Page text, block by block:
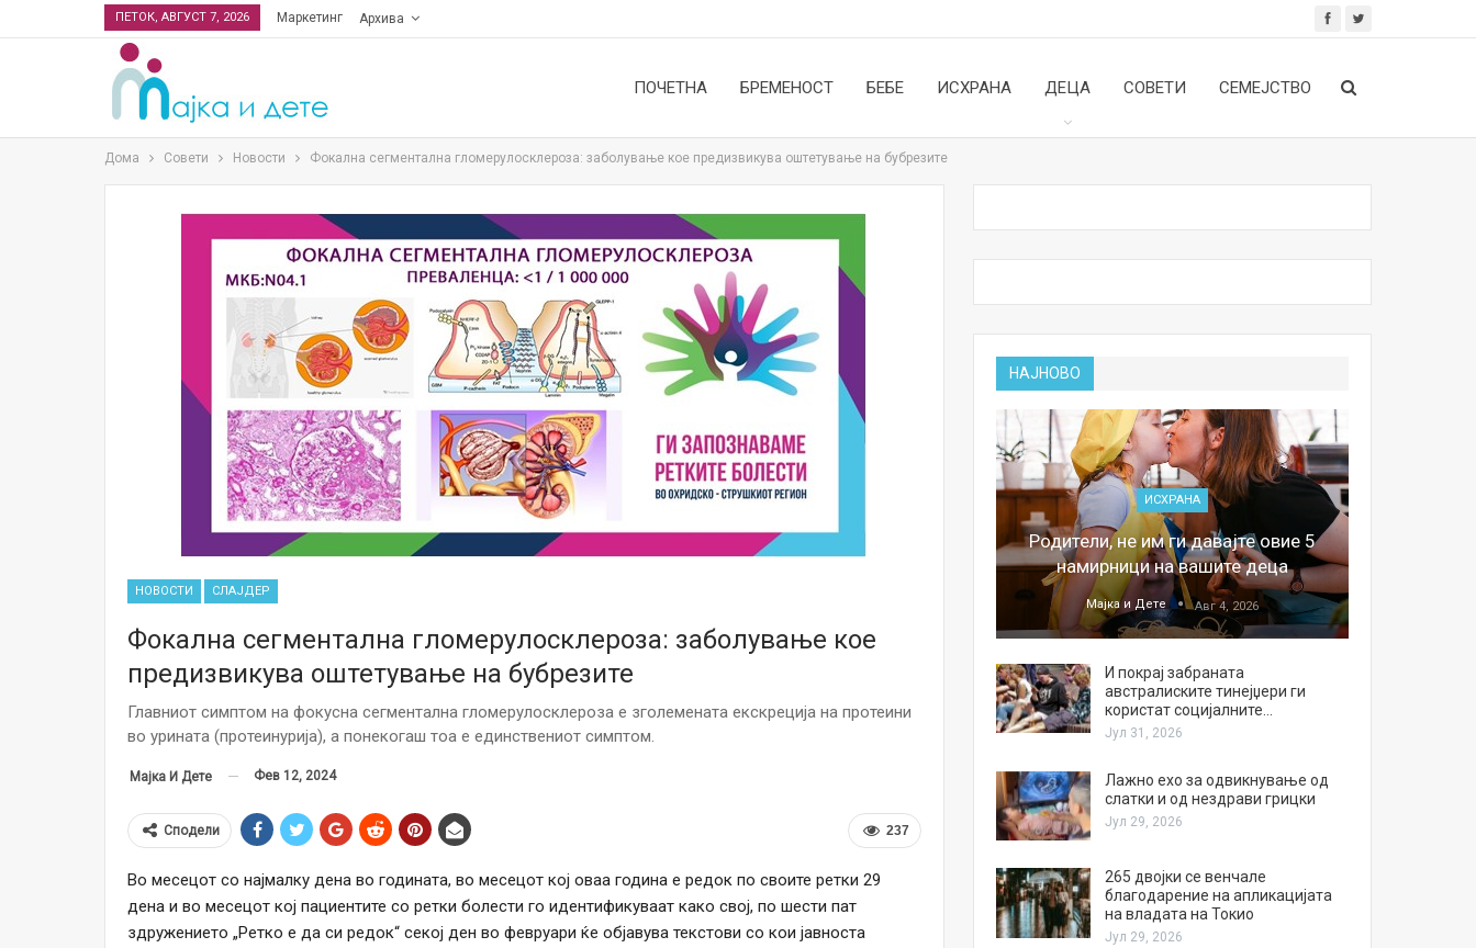
ПЕТОК, АВГУСТ 7, 2026 Маркетинг Архива
ПОЧЕТНА БРЕМЕНОСТ БЕБЕ ИСХРАНА ДЕЦА СОВЕТИ СЕМЕЈСТВО
Дома Совети Новости Фокална сегментална гломерулосклероза: заболување кое предизвикува оштетување на бубрезите
НОВОСТИ СЛАЈДЕР
Фокална сегментална гломерулосклероза: заболување кое
предизвикува оштетување на бубрезите
Главниот симптом на фокусна сегментална гломерулосклероза е зголемената екскреција на протеини
во урината (протеинурија), а понекогаш тоа е единствениот симптом.
Мајка И Дете Фев 12, 2024
237
Сподели
Во месецот со најмалку дена во годината, во месецот кој оваа година е редок по своите ретки 29
дена и во месецот кој пациентите со ретки болести го идентификуваат како свој, по шести пат
здружението „Ретко е да си редок“ секој ден во февруари ќе објавува текстови со кои јавноста
НАЈНОВО
НОВОСТИ
15-тата година: Франција воведе
многу…
случува еднаш на…
И многу среќа не е на арно! Жена
завршила на Итна помош по
свадбата на…
ИСХРАНА
Родители, не им ги давајте овие 5
намирници на вашите деца
Мајка и Дете Авг 4, 2026
И покрај забраната
австралиските тинејџери ги
користат социјалните…
Јул 31, 2026
Лажно ехо за одвикнување од
слатки и од нездрави грицки
Јул 29, 2026
265 двојки се венчале
благодарение на апликацијата
на владата на Токио
Јул 29, 2026